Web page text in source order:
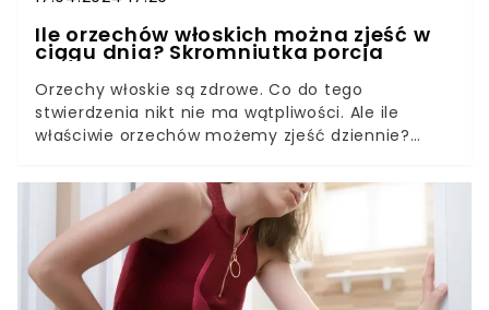
Ile orzechów włoskich można zjeść w
ciągu dnia? Skromniutka porcja
Orzechy włoskie są zdrowe. Co do tego
stwierdzenia nikt nie ma wątpliwości. Ale ile
właściwie orzechów możemy zjeść dziennie?
mniejsza, niż nam się wydaje.Orzechy włoskie
działają zbawiennie na nasz mózg, obniżają cukier
i spowalniają proces starzenia. Niezbędne są
również w diecie kobiety starającej się o dziecko i
karmiącej piersią. Jednak tu też pojawia się
pewne "ale".